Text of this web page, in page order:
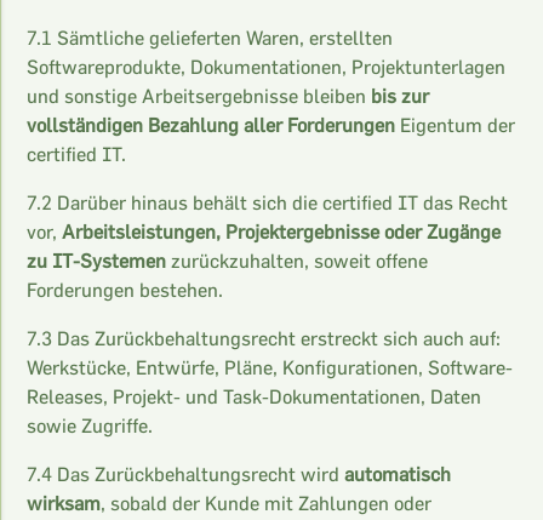
7.1 Sämtliche gelieferten Waren, erstellten
Softwareprodukte, Dokumentationen, Projektunterlagen
und sonstige Arbeitsergebnisse bleiben bis zur
vollständigen Bezahlung aller Forderungen Eigentum der
certified IT.
7.2 Darüber hinaus behält sich die certified IT das Recht
vor,Arbeitsleistungen, Projektergebnisse oder Zugänge
zu IT-Systemen zurückzuhalten, soweit offene
Forderungen bestehen.
7.3 Das Zurückbehaltungsrecht erstreckt sich auch auf:
Werkstücke, Entwürfe, Pläne, Konfigurationen, Software-
Releases, Projekt- und Task-Dokumentationen, Daten
sowie Zugriffe.
7.4 Das Zurückbehaltungsrecht wirdautomatisch
wirksam, sobald der Kunde mit Zahlungen oder